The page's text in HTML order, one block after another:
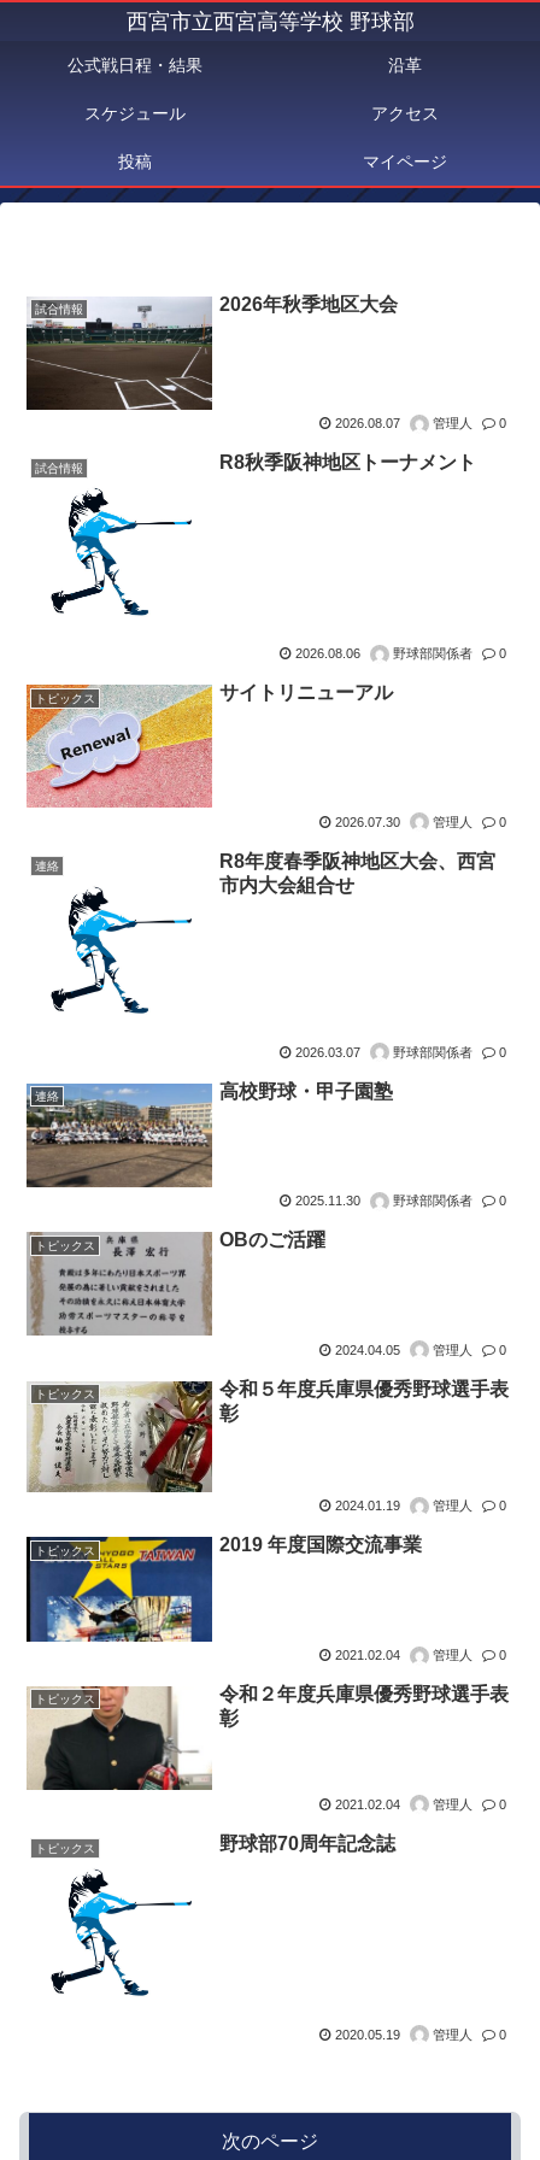
西宮市立西宮高等学校 野球部
公式戦日程・結果 沿革
スケジュール アクセス
投稿 マイページ
試合情報 2026年秋季地区大会
2026.08.07 管理人 0
試合情報 R8秋季阪神地区トーナメント
2026.08.06 野球部関係者 0
トピックス サイトリニューアル
2026.07.30 管理人 0
連絡
R8年度春季阪神地区大会、西宮
市内大会組合せ
2026.03.07 野球部関係者 0
連絡 高校野球・甲子園塾
2025.11.30 野球部関係者 0
トピックス OBのご活躍
2024.04.05 管理人 0
トピックス
令和５年度兵庫県優秀野球選手表
彰
2024.01.19 管理人 0
トピックス 2019 年度国際交流事業
2021.02.04 管理人 0
トピックス
令和２年度兵庫県優秀野球選手表
彰
2021.02.04 管理人 0
トピックス 野球部70周年記念誌
2020.05.19 管理人 0
次のページ